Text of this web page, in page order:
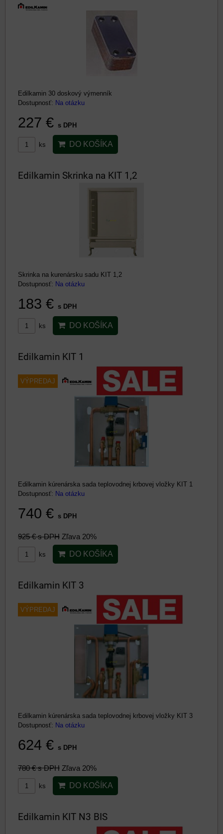
Edilkamin 30 doskový výmenník
Dostupnosť: Na otázku
227 € s DPH
ks DO KOŠÍKA
Edilkamin Skrinka na KIT 1,2
Skrinka na kurenársku sadu KIT 1,2
Dostupnosť: Na otázku
183 € s DPH
ks DO KOŠÍKA
Edilkamin KIT 1
VÝPREDAJ
Edilkamin kúrenárska sada teplovodnej krbovej vložky KIT 1
Dostupnosť: Na otázku
740 € s DPH
925 €s DPH Zľava 20%
ks DO KOŠÍKA
Edilkamin KIT 3
VÝPREDAJ
Edilkamin kúrenárska sada teplovodnej krbovej vložky KIT 3
Dostupnosť: Na otázku
624 € s DPH
780 €s DPH Zľava 20%
ks DO KOŠÍKA
Edilkamin KIT N3 BIS